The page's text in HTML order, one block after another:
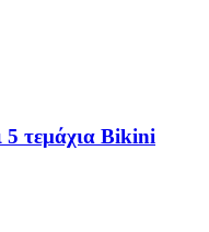
τεμάχια Bikini